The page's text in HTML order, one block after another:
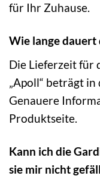
für Ihr Zuhause.
Wie lange dauert
Die Lieferzeit für
„Apoll“ beträgt
Genauere
Produktseite.
Kann ich die
sie mir nicht